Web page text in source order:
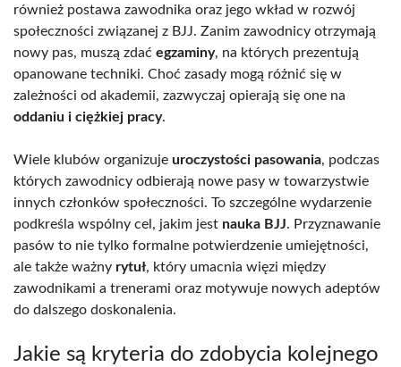
również postawa zawodnika oraz jego wkład w rozwój
społeczności związanej z BJJ. Zanim zawodnicy otrzymają
nowy pas, muszą zdać egzaminy, na których prezentują
opanowane techniki. Choć zasady mogą różnić się w
zależności od akademii, zazwyczaj opierają się one na
oddaniu i ciężkiej pracy.
Wiele klubów organizuje uroczystości pasowania, podczas
których zawodnicy odbierają nowe pasy w towarzystwie
innych członków społeczności. To szczególne wydarzenie
podkreśla wspólny cel, jakim jest nauka BJJ. Przyznawanie
pasów to nie tylko formalne potwierdzenie umiejętności,
ale także ważny rytuł, który umacnia więzi między
zawodnikami a trenerami oraz motywuje nowych adeptów
do dalszego doskonalenia.
Jakie są kryteria do zdobycia kolejnego